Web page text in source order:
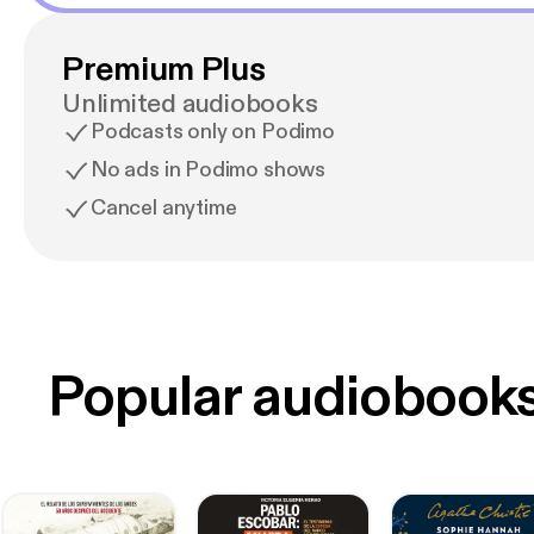
Premium Plus
Unlimited audiobooks
Podcasts only on Podimo
No ads in Podimo shows
Cancel anytime
Popular